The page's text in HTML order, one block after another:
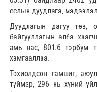
ослын дуудлага,
Дуудлагын дагуу төв,
байгууллагын алба
амь нас, 801.6 тэрбум
хамгааллаа.
Тохиолдсон гамшиг,
түймэр, 296 нь хүний